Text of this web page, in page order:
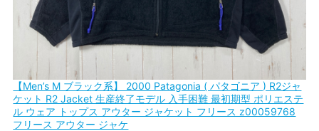
【Men’s M ブラック系】 2000 Patagonia ( パタゴニア ) R2ジャ
ケット R2 Jacket 生産終了モデル 入手困難 最初期型 ポリエステ
ル ウェア トップス アウター ジャケット フリース z00059768
フリース アウター ジャケ